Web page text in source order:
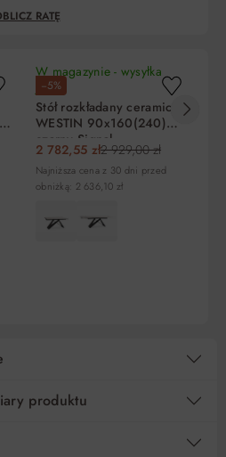
RATĘ
RRSO Do zapłaty
0% 3 419,05 zł
−5%
W magazynie - wysyłka
jutro!
Stół rozkładany ceramiczny
WESTIN 90x160(240)
czarny Signal
2 782,55 zł2 929,00 zł
Najniższa cena z 30 dni przed
obniżką: 2 636,10 zł
produktu